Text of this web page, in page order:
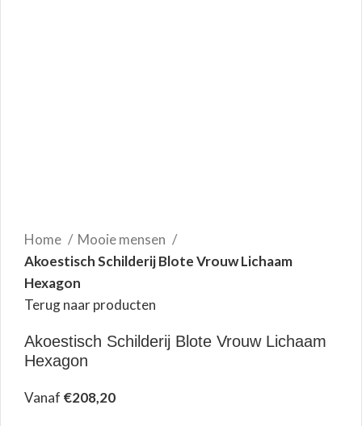
Home
Mooie mensen
Akoestisch Schilderij Blote Vrouw Lichaam
Hexagon
Terug naar producten
Akoestisch Schilderij Blote Vrouw Lichaam
Hexagon
Vanaf €208,20